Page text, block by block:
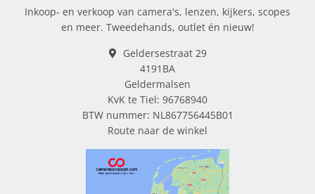
Inkoop- en verkoop van camera's, lenzen, kijkers, scopes
en meer. Tweedehands, outlet én nieuw!
Geldersestraat 29
4191BA
Geldermalsen
KvK te Tiel: 96768940
BTW nummer: NL867756445B01
Route naar de winkel